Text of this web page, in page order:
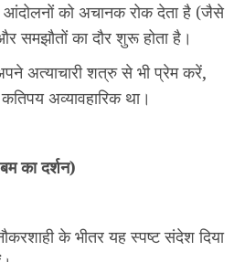
आंदोलनों को अचानक रोक देता है (जैसे
समझौतों का दौर शुरू होता है।
अत्याचारी शत्रु से भी प्रेम करें,
अव्यावहारिक था।
का दर्शन)
के भीतर यह स्पष्ट संदेश दिया